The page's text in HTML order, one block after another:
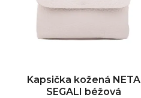
Kapsička kožená NETA
SEGALI béžová